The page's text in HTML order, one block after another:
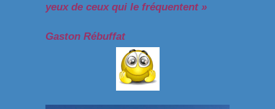
yeux de ceux qui le fréquentent »
Gaston Rébuffat